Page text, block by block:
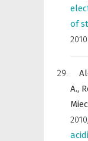
of
2010
A.,
2010,